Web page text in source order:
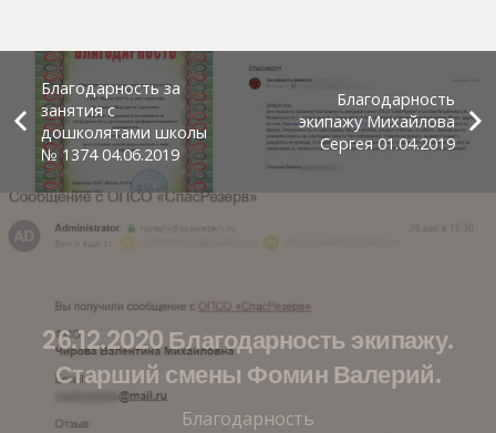
Благодарность за
занятия с
дошколятами школы
№ 1374 04.06.2019
Благодарность
экипажу Михайлова
Сергея 01.04.2019
26.12.2020 Благодарность экипажу.
Старший смены Фомин Валерий.
Благодарность